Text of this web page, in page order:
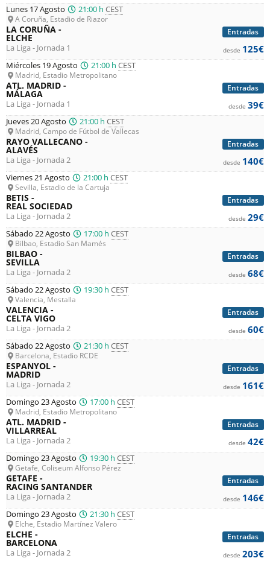
Lunes 17 Agosto 21:00 hCEST
A Coruña, Estadio de Riazor
Entradas
LA CORUÑA -
ELCHE
La Liga - Jornada 1 desde 125€
Miércoles 19 Agosto 21:00 hCEST
Madrid, Estadio Metropolitano
Entradas
ATL. MADRID -
MÁLAGA
La Liga - Jornada 1 desde 39€
Jueves 20 Agosto 21:00 hCEST
Madrid, Campo de Fútbol de Vallecas
Entradas
RAYO VALLECANO -
ALAVÉS
La Liga - Jornada 2 desde 140€
Viernes 21 Agosto 21:00 hCEST
Sevilla, Estadio de la Cartuja
Entradas
BETIS -
REAL SOCIEDAD
La Liga - Jornada 2 desde 29€
Sábado 22 Agosto 17:00 hCEST
Bilbao, Estadio San Mamés
Entradas
BILBAO -
SEVILLA
La Liga - Jornada 2 desde 68€
Sábado 22 Agosto 19:30 hCEST
Valencia, Mestalla
Entradas
VALENCIA -
CELTA VIGO
La Liga - Jornada 2 desde 60€
Sábado 22 Agosto 21:30 hCEST
Barcelona, Estadio RCDE
Entradas
ESPANYOL -
MADRID
La Liga - Jornada 2 desde 161€
Domingo 23 Agosto 17:00 hCEST
Madrid, Estadio Metropolitano
Entradas
ATL. MADRID -
VILLARREAL
La Liga - Jornada 2 desde 42€
Domingo 23 Agosto 19:30 hCEST
Getafe, Coliseum Alfonso Pérez
Entradas
GETAFE -
RACING SANTANDER
La Liga - Jornada 2 desde 146€
Domingo 23 Agosto 21:30 hCEST
Elche, Estadio Martínez Valero
Entradas
ELCHE -
BARCELONA
La Liga - Jornada 2 desde 203€